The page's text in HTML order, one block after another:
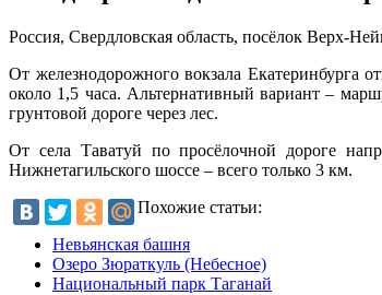
Россия, Свердловская область, посёлок Верх-
От железнодорожного вокзала Екатеринбурга
около 1,5 часа. Альтернативный вариант –
грунтовой дороге через лес.
От села Таватуй по просёлочной дороге
Нижнетагильского шоссе – всего только 3 км.
Похожие статьи:
Невьянская башня
Озеро Зюраткуль (Небесное)
Национальный парк Таганай